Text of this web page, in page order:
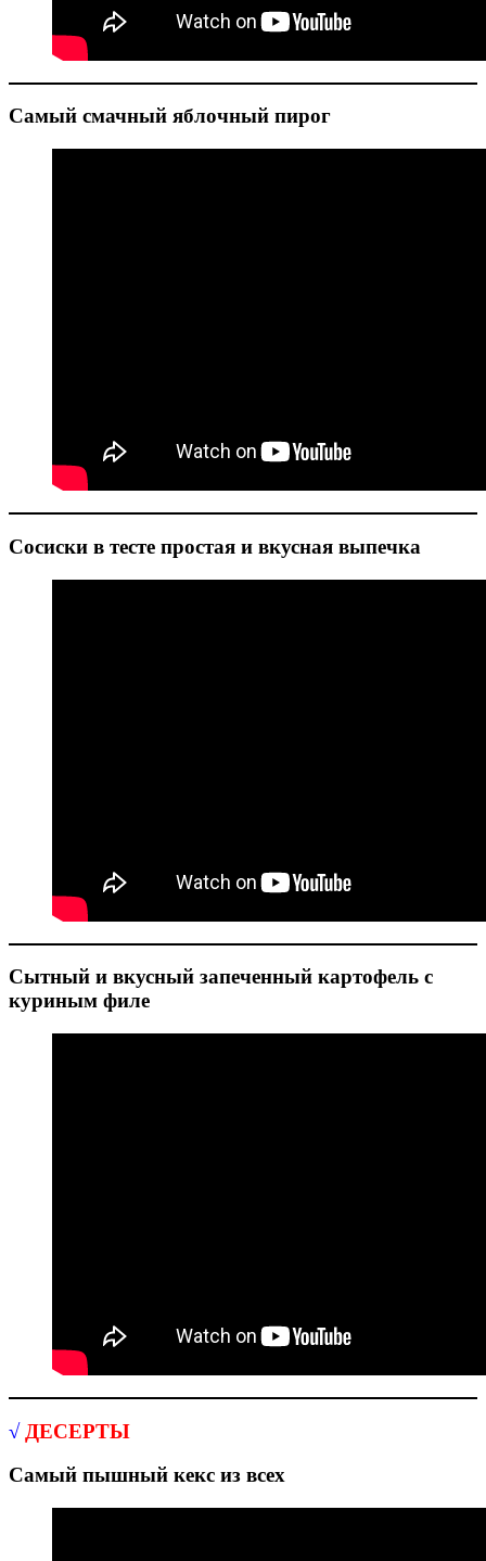
Самый смачный яблочный пирог
Сосиски в тесте простая и вкусная выпечка
Сытный и вкусный запеченный картофель с
куриным филе
√ ДЕСЕРТЫ
Самый пышный кекс из всех